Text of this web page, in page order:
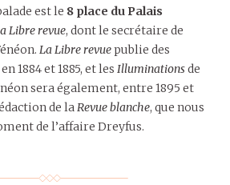
est le 8 place du Palais
Libre revue, dont le secrétaire de
La Libre revuepublie des
1884 et 1885, et les Illuminationsde
sera également, entre 1895 et
de la Revue blanche, que nous
de l’affaire Dreyfus.